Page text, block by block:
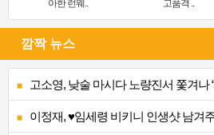
아한 런웨..
고품격 ..
깜짝 뉴스
고소영, 낮술 마시다 노량진서 쫓겨나
이정재, ♥임세령 비키니 인생샷 남겨